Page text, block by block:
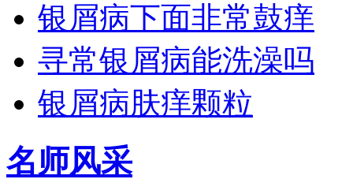
银屑病下面非常鼓痒
寻常银屑病能洗澡吗
银屑病肤痒颗粒
名师风采